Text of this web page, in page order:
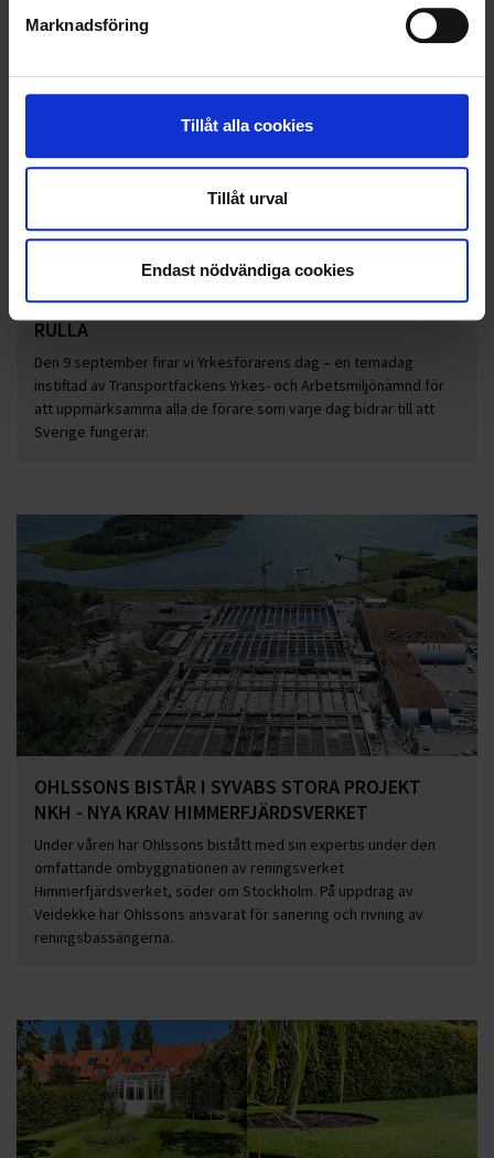
Marknadsföring
Tillåt alla cookies
Tillåt urval
Endast nödvändiga cookies
YRKESFÖRARENS DAG – DE FÅR SVERIGE ATT
RULLA
Den 9 september firar vi Yrkesförarens dag – en temadag
instiftad av Transportfackens Yrkes- och Arbetsmiljönämnd för
att uppmärksamma alla de förare som varje dag bidrar till att
Sverige fungerar.
OHLSSONS BISTÅR I SYVABS STORA PROJEKT
NKH - NYA KRAV HIMMERFJÄRDSVERKET
Under våren har Ohlssons bistått med sin expertis under den
omfattande ombyggnationen av reningsverket
Himmerfjärdsverket, söder om Stockholm. På uppdrag av
Veidekke har Ohlssons ansvarat för sanering och rivning av
reningsbassängerna.